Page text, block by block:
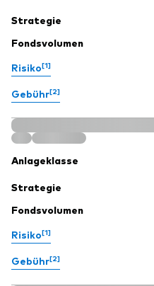
Strategie
Fondsvolumen
Risiko[1]
Gebühr[2]
Anlageklasse
Strategie
Fondsvolumen
Risiko[1]
Gebühr[2]